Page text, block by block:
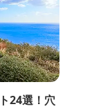
24選！穴